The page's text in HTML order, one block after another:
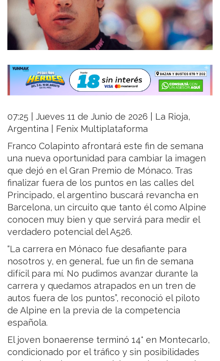
07:25 | Jueves 11 de Junio de 2026 | La Rioja,
Argentina | Fenix Multiplataforma
Franco Colapinto afrontará este fin de semana
una nueva oportunidad para cambiar la imagen
que dejó en el Gran Premio de Mónaco. Tras
finalizar fuera de los puntos en las calles del
Principado, el argentino buscará revancha en
Barcelona, un circuito que tanto él como Alpine
conocen muy bien y que servirá para medir el
verdadero potencial del A526.
“La carrera en Mónaco fue desafiante para
nosotros y, en general, fue un fin de semana
difícil para mí. No pudimos avanzar durante la
carrera y quedamos atrapados en un tren de
autos fuera de los puntos”, reconoció el piloto
de Alpine en la previa de la competencia
española.
El joven bonaerense terminó 14° en Montecarlo,
condicionado por el tráfico y sin posibilidades